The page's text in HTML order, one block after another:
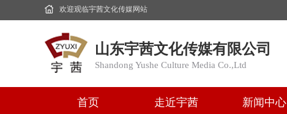
欢迎观临宇茜文化传媒网站
山东宇茜文化传媒有限公司
Shandong Yushe Culture Media Co.,Ltd
首页 走近宇茜 新闻中心